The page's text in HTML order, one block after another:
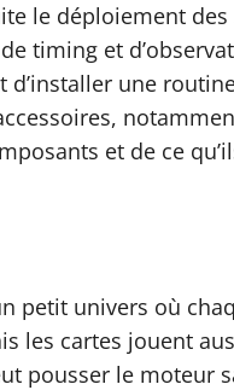
le déploiement
timing et
d’installer une
et de ce
petit univers où
les cartes jouent
pousser le moteur